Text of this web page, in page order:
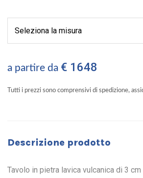
a partire da € 1648
Tutti i prezzi sono comprensivi di spedizione,
Descrizione prodotto
Tavolo in pietra lavica vulcanica di 3